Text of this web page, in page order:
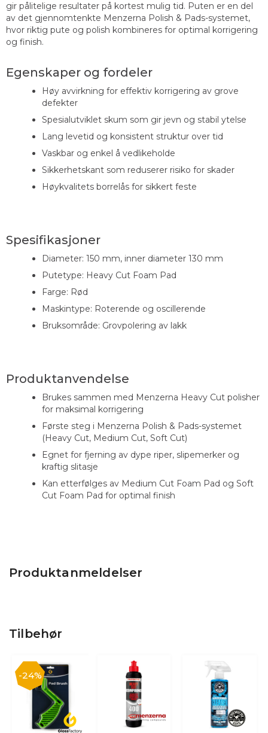
Produktanmeldelser
Tilbehør
24%
gir pålitelige resultater på kortest mulig tid. Puten er en del
av det gjennomtenkte Menzerna Polish & Pads-systemet,
hvor riktig pute og polish kombineres for optimal korrigering
og finish.
Egenskaper og fordeler
Høy avvirkning for effektiv korrigering av grove
defekter
Spesialutviklet skum som gir jevn og stabil ytelse
Lang levetid og konsistent struktur over tid
Vaskbar og enkel å vedlikeholde
Sikkerhetskant som reduserer risiko for skader
Høykvalitets borrelås for sikkert feste
Spesifikasjoner
Diameter: 150 mm, inner diameter 130 mm
Putetype: Heavy Cut Foam Pad
Farge: Rød
Maskintype: Roterende og oscillerende
Bruksområde: Grovpolering av lakk
Produktanvendelse
Brukes sammen med Menzerna Heavy Cut polisher
for maksimal korrigering
Første steg i Menzerna Polish & Pads-systemet
(Heavy Cut, Medium Cut, Soft Cut)
Egnet for fjerning av dype riper, slipemerker og
kraftig slitasje
Kan etterfølges av Medium Cut Foam Pad og Soft
Cut Foam Pad for optimal finish